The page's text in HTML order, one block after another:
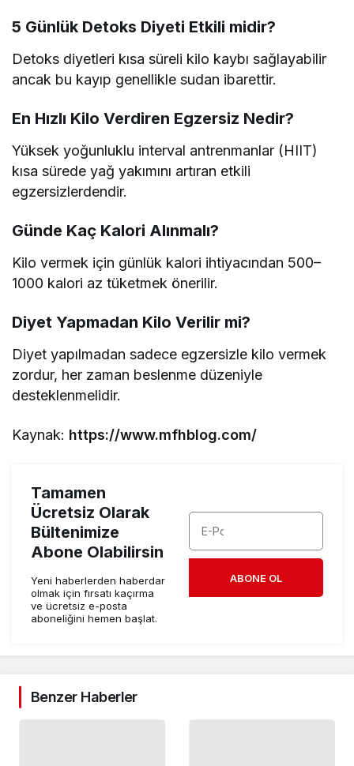
5 Günlük Detoks Diyeti Etkili midir?
Detoks diyetleri kısa süreli kilo kaybı sağlayabilir
ancak bu kayıp genellikle sudan ibarettir.
En Hızlı Kilo Verdiren Egzersiz Nedir?
Yüksek yoğunluklu interval antrenmanlar (HIIT)
kısa sürede yağ yakımını artıran etkili
egzersizlerdendir.
Günde Kaç Kalori Alınmalı?
Kilo vermek için günlük kalori ihtiyacından 500–
1000 kalori az tüketmek önerilir.
Diyet Yapmadan Kilo Verilir mi?
Diyet yapılmadan sadece egzersizle kilo vermek
zordur, her zaman beslenme düzeniyle
desteklenmelidir.
Kaynak: https://www.mfhblog.com/
Tamamen
Ücretsiz Olarak
Bültenimize
Abone Olabilirsin
Yeni haberlerden haberdar
olmak için fırsatı kaçırma
ve ücretsiz e-posta
aboneliğini hemen başlat.
ABONE OL
Benzer Haberler